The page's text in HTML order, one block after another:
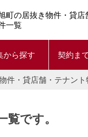
町の居抜き物件・貸店
一覧
から探す 契約ま
件・貸店舗・テナン
です。